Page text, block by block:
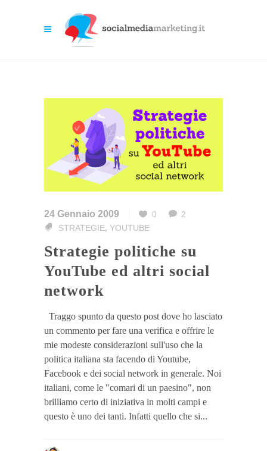
24 Gennaio 2009 0
2
STRATEGIE, YOUTUBE
Strategie politiche su
YouTube ed altri social
network
Traggo spunto da questo post dove ho lasciato
un commento per fare una verifica e offrire le
mie modeste considerazioni sull'uso che la
politica italiana sta facendo di Youtube,
Facebook e dei social network in generale. Noi
italiani, come le "comari di un paesino", non
brilliamo certo di iniziativa in molti campi e
questo è uno dei tanti. Infatti quello che si...